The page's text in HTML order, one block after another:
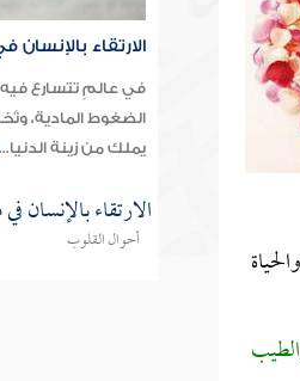
الارتقاء
في عالمٍ تتسارع فيه
الضغوط المادية،
يملك من زينة
الارتقاء بالإنسان
أحوال القلوب